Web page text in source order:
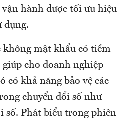
hành được tối ưu hiệu
dụng.
không mật khẩu có tiềm
cho doanh nghiệp
có khả năng bảo vệ các
chuyển đổi số như
số. Phát biểu trong phiên